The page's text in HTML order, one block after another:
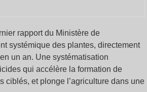
rapport du Ministère de
systémique des plantes, directement
un an. Une systématisation
qui accélère la formation de
ciblés, et plonge l’agriculture dans une